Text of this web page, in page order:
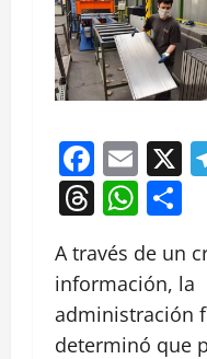
X
Threads
A través de un
información, la
administración
determinó que